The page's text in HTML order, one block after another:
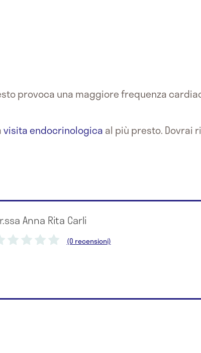
provoca una maggiore frequenza
visita endocrinologica al più presto. Dovrai
Anna Rita Carli
(0 recensioni)